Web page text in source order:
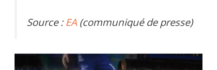
Source :EA (communiqué de presse)